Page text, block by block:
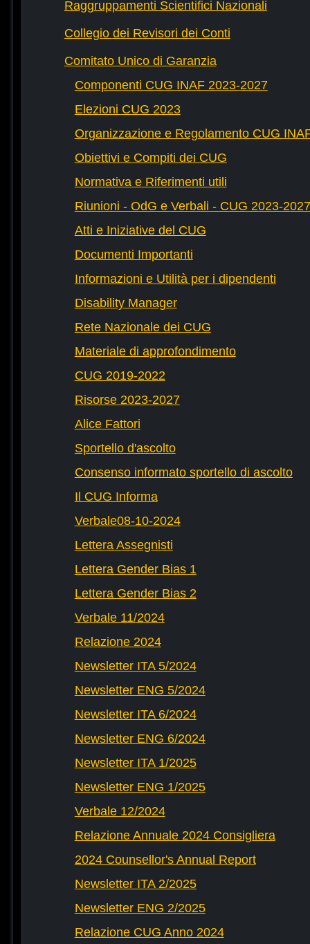
Raggruppamenti Scientifici Nazionali
Collegio dei Revisori dei Conti
Comitato Unico di Garanzia
Componenti CUG INAF 2023-2027
Elezioni CUG 2023
Organizzazione e Regolamento CUG
Obiettivi e Compiti dei CUG
Normativa e Riferimenti utili
Riunioni - OdG e Verbali - CUG 2023-2027
Atti e Iniziative del CUG
Documenti Importanti
Informazioni e Utilità per i dipendenti
Disability Manager
Rete Nazionale dei CUG
Materiale di approfondimento
CUG 2019-2022
Risorse 2023-2027
Alice Fattori
Sportello d'ascolto
Consenso informato sportello di ascolto
Il CUG Informa
Verbale08-10-2024
Lettera Assegnisti
Lettera Gender Bias 1
Lettera Gender Bias 2
Verbale 11/2024
Relazione 2024
Newsletter ITA 5/2024
Newsletter ENG 5/2024
Newsletter ITA 6/2024
Newsletter ENG 6/2024
Newsletter ITA 1/2025
Newsletter ENG 1/2025
Verbale 12/2024
Relazione Annuale 2024 Consigliera
2024 Counsellor's Annual Report
Newsletter ITA 2/2025
Newsletter ENG 2/2025
Relazione CUG Anno 2024